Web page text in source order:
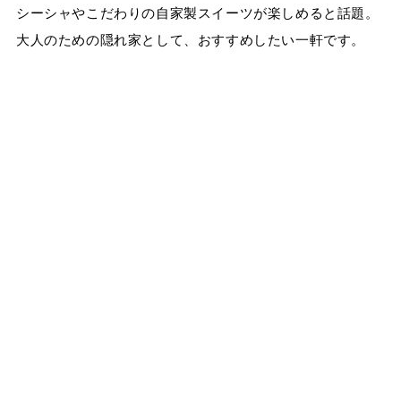
シーシャやこだわりの自家製スイーツが楽しめると話題。
大人のための隠れ家として、おすすめしたい一軒です。